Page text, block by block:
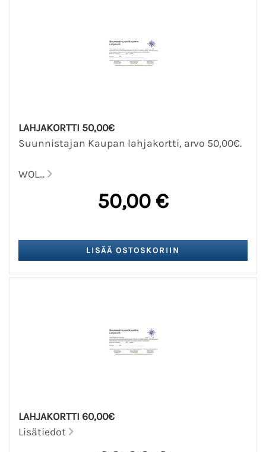
LAHJAKORTTI 50,00€
Suunnistajan Kaupan lahjakortti, arvo 50,00€.
WOL...
50,00 €
LAHJAKORTTI 60,00€
Lisätiedot